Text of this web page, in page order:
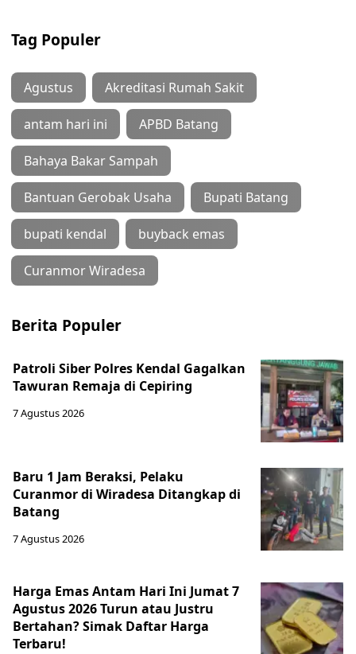
Tag Populer
Agustus Akreditasi Rumah Sakit
antam hari ini APBD Batang
Bahaya Bakar Sampah
Bantuan Gerobak Usaha Bupati Batang
bupati kendal buyback emas
Curanmor Wiradesa
Berita Populer
Patroli Siber Polres Kendal Gagalkan
Tawuran Remaja di Cepiring
7 Agustus 2026
Baru 1 Jam Beraksi, Pelaku
Curanmor di Wiradesa Ditangkap di
Batang
7 Agustus 2026
Harga Emas Antam Hari Ini Jumat 7
Agustus 2026 Turun atau Justru
Bertahan? Simak Daftar Harga
Terbaru!